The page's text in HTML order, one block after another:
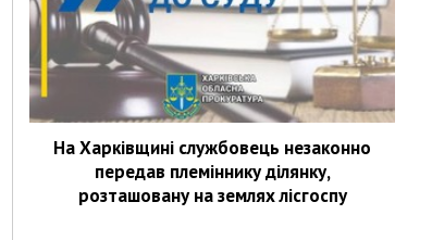
На Харківщині службовець незаконно
передав племіннику ділянку,
розташовану на землях лісгоспу